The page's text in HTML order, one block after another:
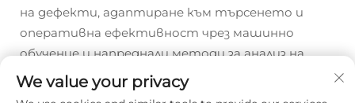
на дефекти, адаптиране към търсенето и
оперативна ефективност чрез машинно
обучение и напреднали методи за анализ на
данни.
We value your privacy